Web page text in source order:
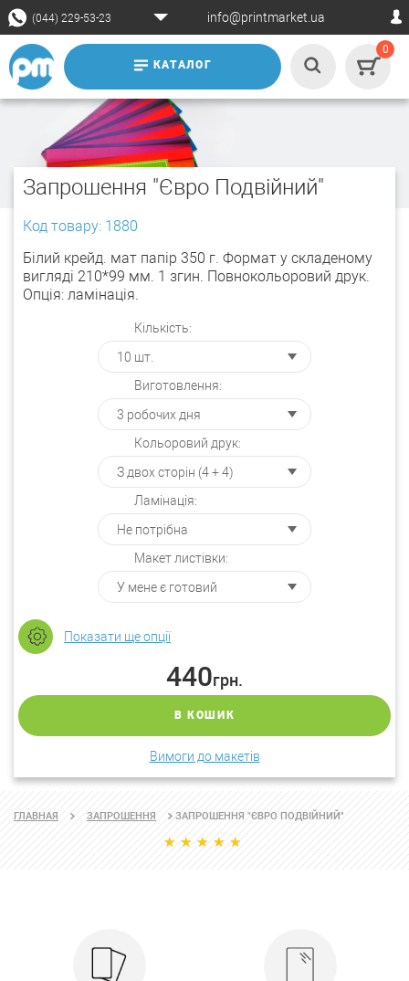
(044) 229-53-23 info@printmarket.ua
КАТАЛОГ
0
Запрошення "Євро Подвійний"
Код товару: 1880
Білий крейд. мат папір 350 г. Формат у складеному
вигляді 210*99 мм. 1 згин. Повнокольоровий друк.
Опція: ламінація.
Кількість:
Виготовлення:
Кольоровий друк:
Ламінація:
Макет листівки:
Показати ще опції
440грн.
В КОШИК
Вимоги до макетів
ГЛАВНАЯ ЗАПРОШЕННЯ ЗАПРОШЕННЯ "ЄВРО ПОДВІЙНИЙ"